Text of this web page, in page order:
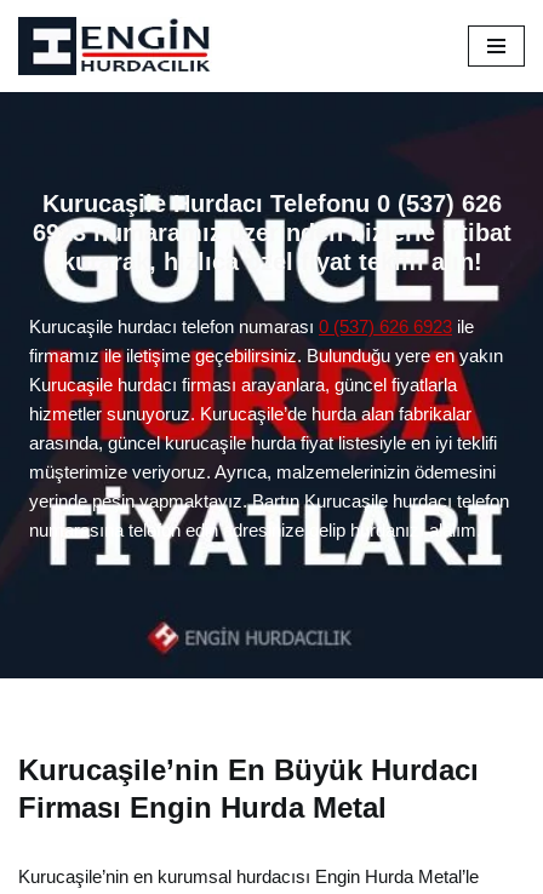
İçeriğe
geç
Kurucaşile Hurdacı Telefonu 0 (537) 626
6923 numaramız üzerinden bizlerle irtibat
kurarak, hızlıca özel fiyat teklifi alın!
Kurucaşile hurdacı telefon numarası 0 (537) 626 6923 ile
firmamız ile iletişime geçebilirsiniz. Bulunduğu yere en yakın
Kurucaşile hurdacı firması arayanlara, güncel fiyatlarla
hizmetler sunuyoruz. Kurucaşile’de hurda alan fabrikalar
arasında, güncel kurucaşile hurda fiyat listesiyle en iyi teklifi
müşterimize veriyoruz. Ayrıca, malzemelerinizin ödemesini
yerinde peşin yapmaktayız. Bartın Kurucaşile hurdacı telefon
numarasına telefon edin adresinize gelip hurdanızı alalım.
Kurucaşile’nin En Büyük Hurdacı
Firması Engin Hurda Metal
Kurucaşile’nin en kurumsal hurdacısı Engin Hurda Metal’le